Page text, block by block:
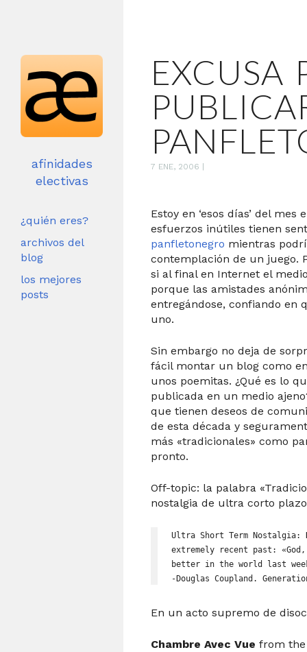
afinidades
electivas
¿quién eres?
archivos del
blog
los mejores
posts
EXCUSA
7 ENE, 2006
Estoy en ‘esos días’ del
esfuerzos inútiles tienen
panfletonegro mientras
contemplación de un juego.
si al final en Internet el
porque las amistades
entregándose, confiando en
uno.
Sin embargo no deja de
fácil montar un blog como
unos poemitas. ¿Qué es lo
publicada en un medio
que tienen deseos de
de esta década y
más «tradicionales» como
pronto.
Off-topic: la palabra
nostalgia de ultra corto
Ultra Short Term Nostalgia:
extremely recent past: «God,
better in the world last
-Douglas Coupland.
En un acto supremo de
Chambre Avec Vue from the